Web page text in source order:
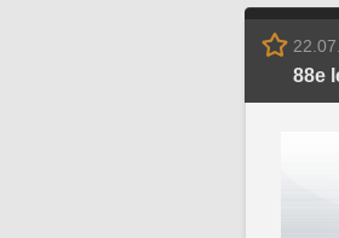
88e